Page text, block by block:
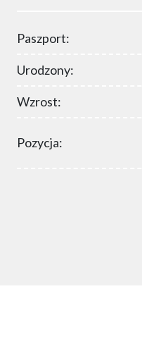
Paszport:
Urodzony:
Wzrost:
Pozycja: